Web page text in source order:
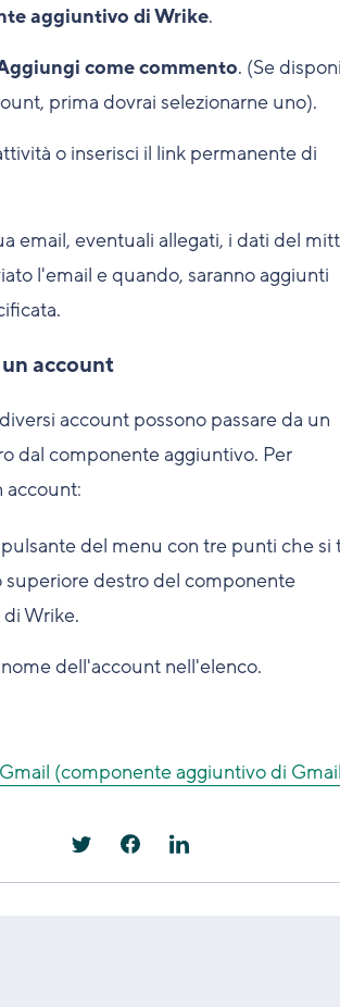
aggiuntivo di Wrike.
come commento. (Se
prima dovrai selezionarne uno).
o inserisci il link permanente di
email, eventuali allegati, i dati del
l'email e quando, saranno aggiunti
account
account possono passare da un
dal componente aggiuntivo. Per
account:
del menu con tre punti che si
superiore destro del componente
Wrike.
dell'account nell'elenco.
(componente aggiuntivo di